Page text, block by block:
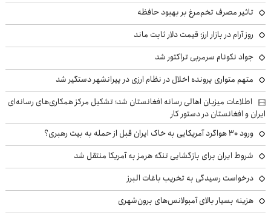
تاثیر مصرف تخم‌مرغ بر بهبود حافظه
روز آرام در بازار ارز؛ قیمت دلار ثابت ماند
جواد نکونام سرمربی تراکتور شد
متهم متواری پرونده اخلال در نظام ارزی در پیرانشهر دستگیر شد
اطلاعات میزبان اهالی رسانه افغانستان شد؛ تشکیل مرکز همکاری‌های رسانه‌ای
ایران و افغانستان در دستور کار
ورود ۳۰ هواگرد آمریکایی به خاک ایران قبل از حمله به بیت رهبری؟
شروط ایران برای بازگشایی تنگه هرمز به آمریکا منتقل شد
درخواست رسیدگی به تخریب باغات البرز
هزینه بسیار بالای آمبولانس‌های برون‌شهری